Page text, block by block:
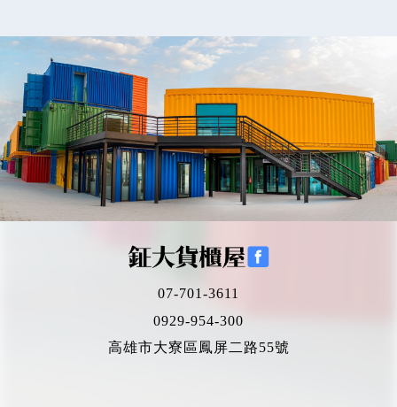
07-701-3611
0929-954-300
高雄市大寮區鳳屏二路55號